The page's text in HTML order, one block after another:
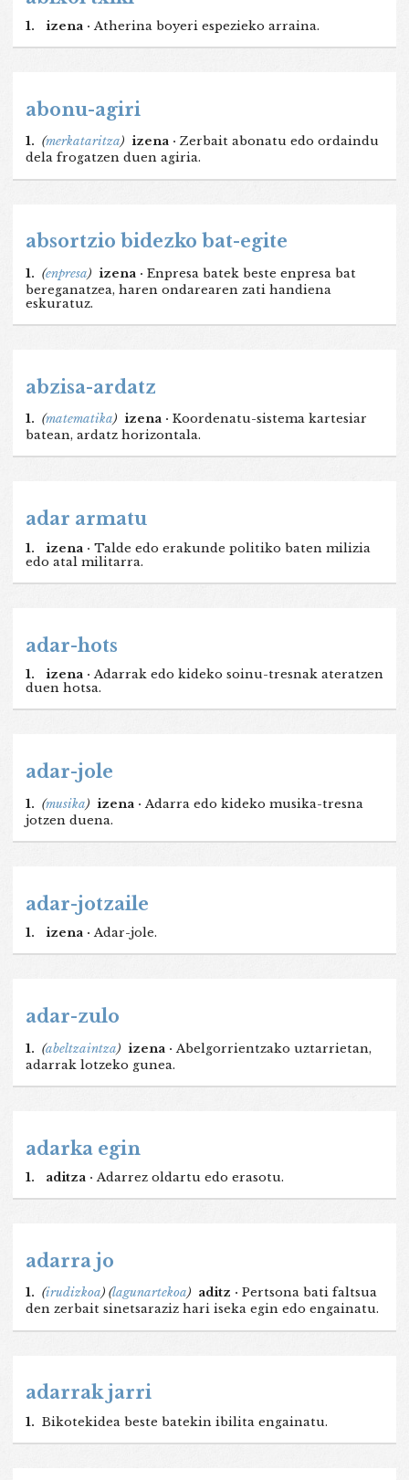
1. izena · Atherina boyeri espezieko arraina.
abonu-agiri
1. (merkataritza) izena · Zerbait abonatu edo ordaindu
dela frogatzen duen agiria.
absortzio bidezko bat-egite
1. (enpresa) izena · Enpresa batek beste enpresa bat
bereganatzea, haren ondarearen zati handiena
eskuratuz.
abzisa-ardatz
1. (matematika) izena · Koordenatu-sistema kartesiar
batean, ardatz horizontala.
adar armatu
1. izena · Talde edo erakunde politiko baten milizia
edo atal militarra.
adar-hots
1. izena · Adarrak edo kideko soinu-tresnak ateratzen
duen hotsa.
adar-jole
1. (musika) izena · Adarra edo kideko musika-tresna
jotzen duena.
adar-jotzaile
1. izena · Adar-jole.
adar-zulo
1. (abeltzaintza) izena · Abelgorrientzako uztarrietan,
adarrak lotzeko gunea.
adarka egin
1. aditza · Adarrez oldartu edo erasotu.
adarra jo
1. (irudizkoa) (lagunartekoa) aditz · Pertsona bati faltsua
den zerbait sinetsaraziz hari iseka egin edo engainatu.
adarrak jarri
1. Bikotekidea beste batekin ibilita engainatu.